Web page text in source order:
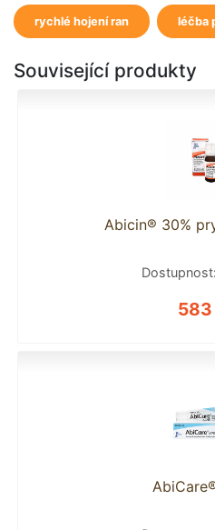
rychlé hojení ran léčba
Související produkty
Abicin® 30%
583